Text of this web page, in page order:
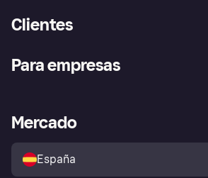
Clientes
Inicio de sesión
Directorio de tiendas
Política de protección al
comprador de Klarna
Reclamaciones
Para empresas
Acceso empresas
Mercado
España